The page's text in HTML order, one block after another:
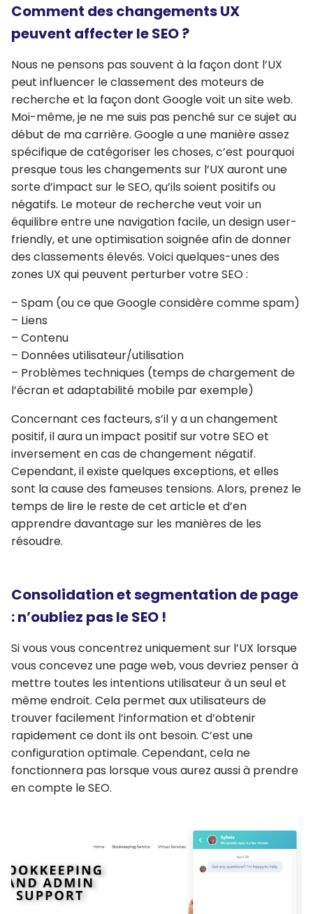
Comment des changements UX
peuvent affecter le SEO ?
Nous ne pensons pas souvent à la façon dont l’UX
peut influencer le classement des moteurs de
recherche et la façon dont Google voit un site web.
Moi-même, je ne me suis pas penché sur ce sujet au
début de ma carrière. Google a une manière assez
spécifique de catégoriser les choses, c’est pourquoi
presque tous les changements sur l’UX auront une
sorte d’impact sur le SEO, qu’ils soient positifs ou
négatifs. Le moteur de recherche veut voir un
équilibre entre une navigation facile, un design user-
friendly, et une optimisation soignée afin de donner
des classements élevés. Voici quelques-unes des
zones UX qui peuvent perturber votre SEO :
– Spam (ou ce que Google considère comme spam)
– Liens
– Contenu
– Données utilisateur/utilisation
– Problèmes techniques (temps de chargement de
l’écran et adaptabilité mobile par exemple)
Concernant ces facteurs, s’il y a un changement
positif, il aura un impact positif sur votre SEO et
inversement en cas de changement négatif.
Cependant, il existe quelques exceptions, et elles
sont la cause des fameuses tensions. Alors, prenez le
temps de lire le reste de cet article et d’en
apprendre davantage sur les manières de les
résoudre.
Consolidation et segmentation de page
: n’oubliez pas le SEO !
Si vous vous concentrez uniquement sur l’UX lorsque
vous concevez une page web, vous devriez penser à
mettre toutes les intentions utilisateur à un seul et
même endroit. Cela permet aux utilisateurs de
trouver facilement l’information et d’obtenir
rapidement ce dont ils ont besoin. C’est une
configuration optimale. Cependant, cela ne
fonctionnera pas lorsque vous aurez aussi à prendre
en compte le SEO.